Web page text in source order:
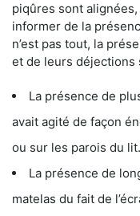
piqûres sont
informer de la
n’est pas tout, la
et de leurs déjections
La présence de
avait agité de façon
ou sur les parois du lit.
La présence de
matelas du fait de